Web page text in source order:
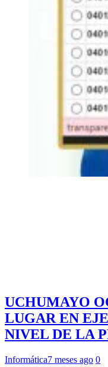
UCHUMAYO
LUGAR EN
NIVEL DE LA
Informática7 meses ago 0